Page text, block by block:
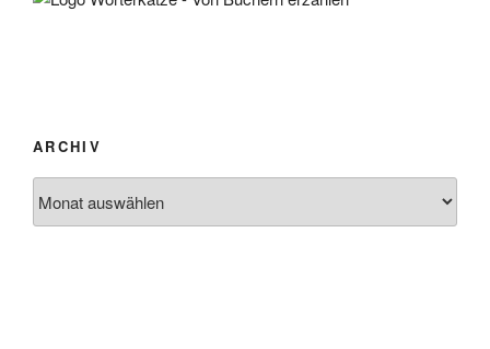
ARCHIV